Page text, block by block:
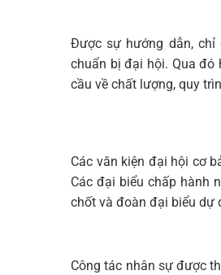
Được sự hướng dẫn, chỉ
chuẩn bị đại hội. Qua đó
cầu về chất lượng, quy
Các văn kiện đại hội cơ
Các đại biểu chấp hành
chốt và đoàn đại biểu dự
Công tác nhân sự được